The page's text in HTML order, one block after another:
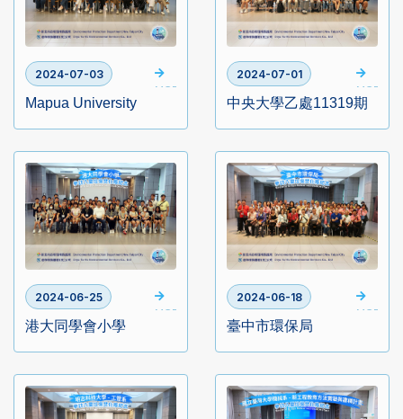
2024-07-03
MORE
Mapua University
2024-07-01
MORE
中央大學乙處11319期
2024-06-25
MORE
港大同學會小學
2024-06-18
MORE
臺中市環保局